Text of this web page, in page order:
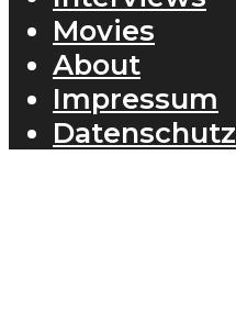
Movies
About
Impressum
Datenschutz